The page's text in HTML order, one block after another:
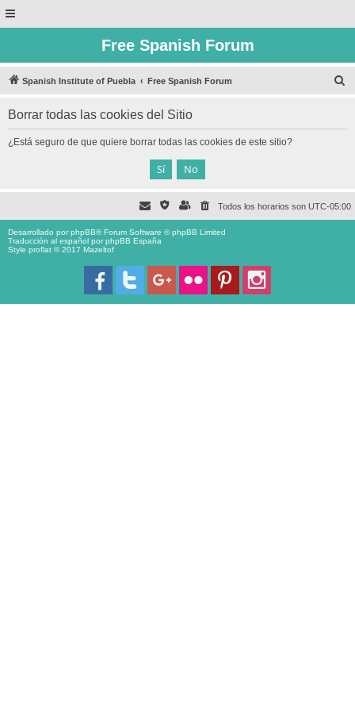
Free Spanish Forum
Spanish Institute of Puebla Free Spanish Forum
Borrar todas las cookies del Sitio
¿Está seguro de que quiere borrar todas las cookies de este sitio?
Todos los horarios son UTC-05:00
Desarrollado porphpBB® Forum Software © phpBB Limited
Traducción al español porphpBB España
Style proflat © 2017 Mazeltof